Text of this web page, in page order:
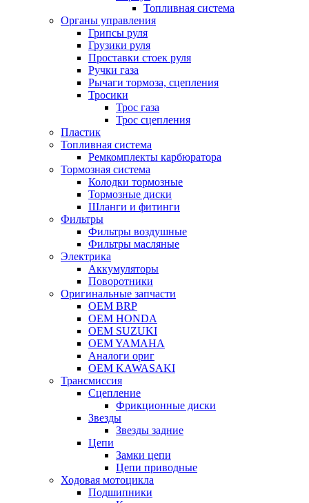
Топливная система
Органы управления
Грипсы руля
Грузики руля
Проставки стоек руля
Ручки газа
Рычаги тормоза, сцепления
Тросики
Трос газа
Трос сцепления
Пластик
Топливная система
Ремкомплекты карбюратора
Тормозная система
Колодки тормозные
Тормозные диски
Шланги и фитинги
Фильтры
Фильтры воздушные
Фильтры масляные
Электрика
Аккумуляторы
Поворотники
Оригинальные запчасти
OEM BRP
OEM HONDA
OEM SUZUKI
OEM YAMAHA
Аналоги ориг
OEM KAWASAKI
Трансмиссия
Cцепление
Фрикционные диски
Звезды
Звезды задние
Цепи
Замки цепи
Цепи приводные
Ходовая мотоцикла
Подшипники